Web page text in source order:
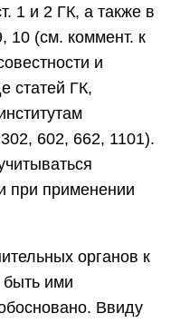
1 и 2 ГК, а также в
10 (см. коммент. к
и
статей ГК,
602, 662, 1101).
при применении
органов к
быть ими
Ввиду